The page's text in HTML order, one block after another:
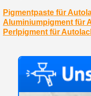
Pigmentpaste für
Aluminiumpigment für
Perlpigment für